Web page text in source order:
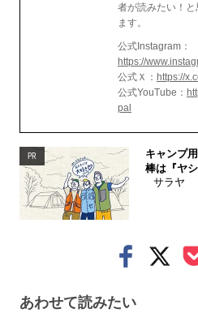
者が読みたい！
ます。
公式Instagram：
https://
公式Ｘ： https://
公式YouTube：
pal
PR
キャンプ
棒は『ヤ
サラヤ
あわせて読みたい